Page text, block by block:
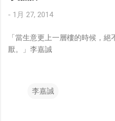
- 1月 27, 2014
「當生意更上一層樓的時候，
厭。」李嘉誠
李嘉誠